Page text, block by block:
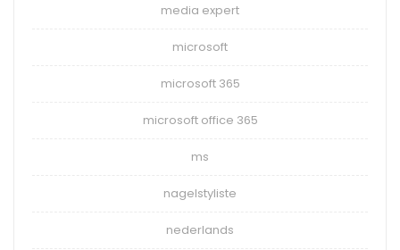
media expert
microsoft
microsoft 365
microsoft office 365
ms
nagelstyliste
nederlands